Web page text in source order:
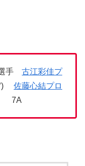
手 古江彩佳プ
佐藤心結プロ
7A